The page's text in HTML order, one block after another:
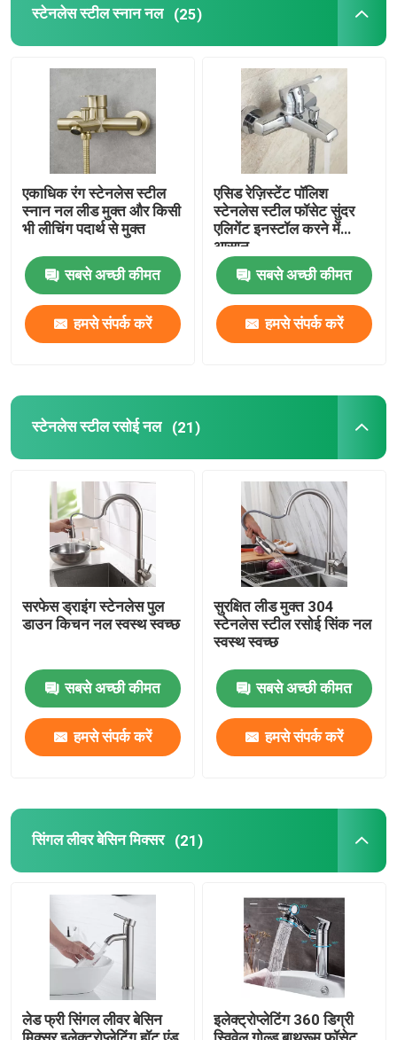
स्टेनलेस स्टील स्नान नल (25)
एकाधिक रंग स्टेनलेस स्टील
स्नान नल लीड मुक्त और किसी
भी लीचिंग पदार्थ से मुक्त
सबसे अच्छी कीमत
हमसे संपर्क करें
एसिड रेज़िस्टेंट पॉलिश
स्टेनलेस स्टील फॉसेट सुंदर
एलिगेंट इनस्टॉल करने में
आसान
सबसे अच्छी कीमत
हमसे संपर्क करें
स्टेनलेस स्टील रसोई नल (21)
सरफेस ड्राइंग स्टेनलेस पुल
डाउन किचन नल स्वस्थ स्वच्छ
सबसे अच्छी कीमत
हमसे संपर्क करें
सुरक्षित लीड मुक्त 304
स्टेनलेस स्टील रसोई सिंक नल
स्वस्थ स्वच्छ
सबसे अच्छी कीमत
हमसे संपर्क करें
सिंगल लीवर बेसिन मिक्सर (21)
लेड फ्री सिंगल लीवर बेसिन
इलेक्ट्रोप्लेटिंग 360 डिग्री